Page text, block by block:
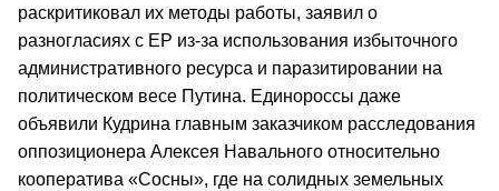
раскритиковал их методы работы, заявил о
разногласиях с ЕР из-за использования избыточного
административного ресурса и паразитировании на
политическом весе Путина. Единороссы даже
объявили Кудрина главным заказчиком расследования
оппозиционера Алексея Навального относительно
кооператива «Сосны», где на солидных земельных